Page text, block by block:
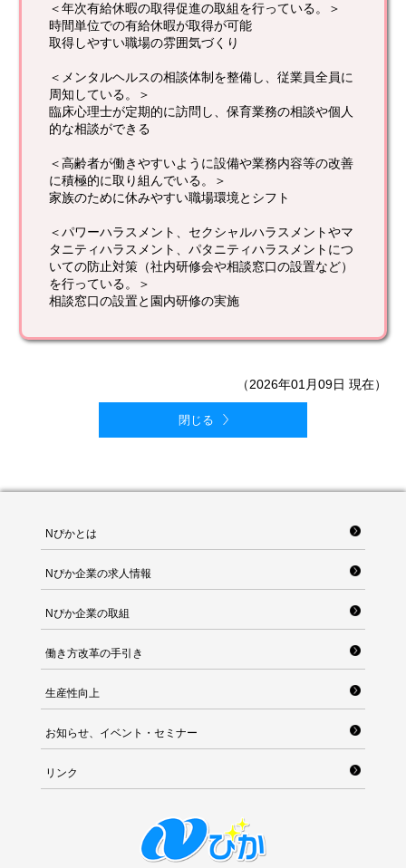
＜年次有給休暇の取得促進の取組を行っている。＞
時間単位での有給休暇が取得が可能
取得しやすい職場の雰囲気づくり
＜メンタルヘルスの相談体制を整備し、従業員全員に
周知している。＞
臨床心理士が定期的に訪問し、保育業務の相談や個人
的な相談ができる
＜高齢者が働きやすいように設備や業務内容等の改善
に積極的に取り組んでいる。＞
家族のために休みやすい職場環境とシフト
＜パワーハラスメント、セクシャルハラスメントやマ
タニティハラスメント、パタニティハラスメントにつ
いての防止対策（社内研修会や相談窓口の設置など）
を行っている。＞
相談窓口の設置と園内研修の実施
（2026年01月09日 現在）
閉じる
Nぴかとは
Nぴか企業の求人情報
Nぴか企業の取組
働き方改革の手引き
生産性向上
お知らせ、イベント・セミナー
リンク